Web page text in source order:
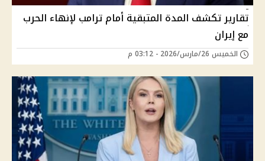
تقارير تكشف المدة المتبقية أمام ترامب لإنهاء الحرب
مع إيران
الخميس 26/مارس/2026 - 03:12 م